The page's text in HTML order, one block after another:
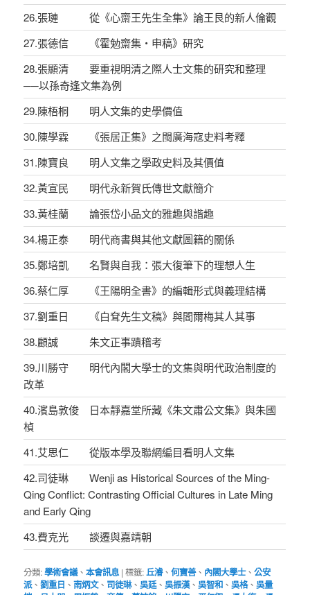
26.張璉 從《心齋王先生全集》論王艮的新人倫觀
27.張德信 《霍勉齋集‧申稿》研究
28.張顯清 要重視明清之際人士文集的研究和整理
──以孫奇逢文集為例
29.陳梧桐 明人文集的史學價值
30.陳學霖 《張居正集》之閩廣海寇史料考釋
31.陳寶良 明人文集之學政史料及其價值
32.黃宣民 明代永新賀氏傳世文獻簡介
33.黃桂蘭 論張岱小品文的雅趣與諧趣
34.楊正泰 明代商書與其他文獻圖籍的關係
35.鄭培凱 名賢與自我：張大復筆下的理想人生
36.蔡仁厚 《王陽明全書》的編輯形式與義理結構
37.劉重日 《白耷先生文稿》與閻爾梅其人其事
38.顧誠 朱文正事蹟稽考
39.川勝守 明代內閣大學士的文集與明代政治制度的
改革
40.濱島敦俊 日本靜嘉堂所藏《朱文肅公文集》與朱國
楨
41.艾思仁 從版本學及聯網編目看明人文集
42.司徒琳 Wenji as Historical Sources of the Ming-
Qing Conflict: Contrasting Official Cultures in Late Ming
and Early Qing
43.費克光 談遷與嘉靖朝
分類:學術會議、本會訊息 |標籤:丘濬、何寶善、 內閣大學士、公安
派、劉重日 、南炳文、 司徒琳、吳廷、吳振漢、吳智和 、吳格、吳量